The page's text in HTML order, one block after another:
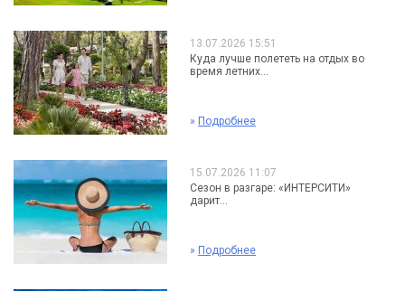
13.07.2026 15:51
Куда лучше полететь на отдых во
время летних...
» Подробнее
15.07.2026 11:07
Сезон в разгаре: «ИНТЕРСИТИ»
дарит...
» Подробнее